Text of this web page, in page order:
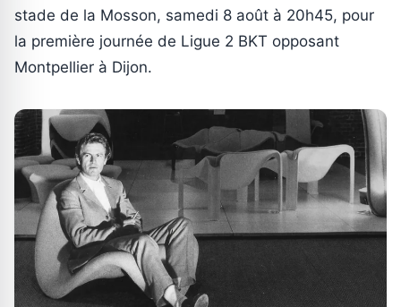
stade de la Mosson, samedi 8 août à 20h45, pour
la première journée de Ligue 2 BKT opposant
Montpellier à Dijon.